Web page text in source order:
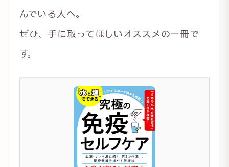
んでいる人へ。
ぜひ、手に取ってほしいオススメの一冊で
す。